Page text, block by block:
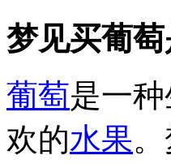
梦见买葡
葡萄是一
欢的水果